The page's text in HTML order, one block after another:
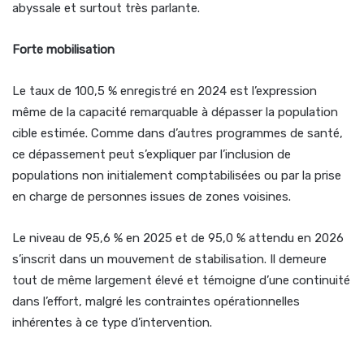
abyssale et surtout très parlante.
Forte mobilisation
Le taux de 100,5 % enregistré en 2024 est l’expression
même de la capacité remarquable à dépasser la population
cible estimée. Comme dans d’autres programmes de santé,
ce dépassement peut s’expliquer par l’inclusion de
populations non initialement comptabilisées ou par la prise
en charge de personnes issues de zones voisines.
Le niveau de 95,6 % en 2025 et de 95,0 % attendu en 2026
s’inscrit dans un mouvement de stabilisation. Il demeure
tout de même largement élevé et témoigne d’une continuité
dans l’effort, malgré les contraintes opérationnelles
inhérentes à ce type d’intervention.